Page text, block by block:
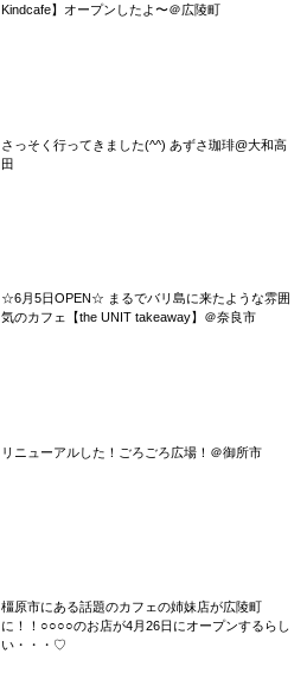
Kindcafe】オープンしたよ〜＠広陵町
さっそく行ってきました(^^) あずさ珈琲@大和高
田
☆6月5日OPEN☆ まるでバリ島に来たような雰囲
気のカフェ【the UNIT takeaway】＠奈良市
リニューアルした！ごろごろ広場！＠御所市
橿原市にある話題のカフェの姉妹店が広陵町
に！！○○○○のお店が4月26日にオープンするらし
い・・・♡